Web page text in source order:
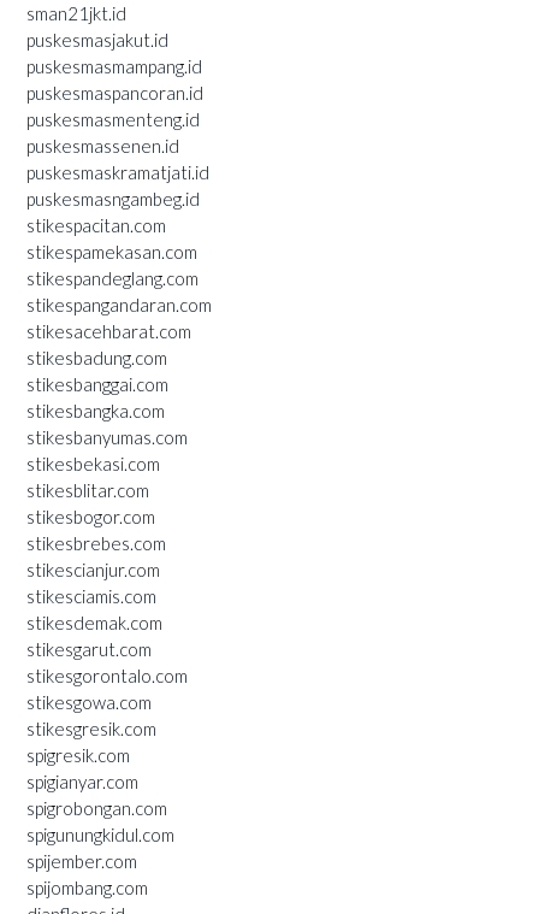
sman21jkt.id
puskesmasjakut.id
puskesmasmampang.id
puskesmaspancoran.id
puskesmasmenteng.id
puskesmassenen.id
puskesmaskramatjati.id
puskesmasngambeg.id
stikespacitan.com
stikespamekasan.com
stikespandeglang.com
stikespangandaran.com
stikesacehbarat.com
stikesbadung.com
stikesbanggai.com
stikesbangka.com
stikesbanyumas.com
stikesbekasi.com
stikesblitar.com
stikesbogor.com
stikesbrebes.com
stikescianjur.com
stikesciamis.com
stikesdemak.com
stikesgarut.com
stikesgorontalo.com
stikesgowa.com
stikesgresik.com
spigresik.com
spigianyar.com
spigrobongan.com
spigunungkidul.com
spijember.com
spijombang.com